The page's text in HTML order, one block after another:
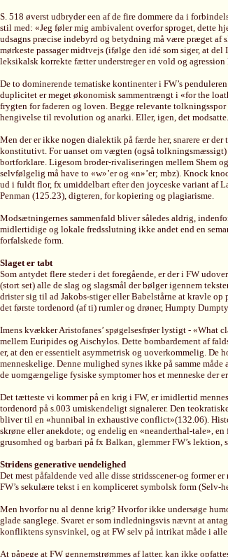
S. 518 øverst udbryder een af de fire dommere da i
stil med: «Jeg føler mig ambivalent overfor sproget, dette
udsagns præcise indebyrd og betydning må være præget af
mørkeste passager midtvejs (ifølge den idé som siger, at
leksikalsk korrekte fætter understreger en vold og
De to dominerende tematiske kontinenter i FW’s
duplicitet er meget økonomisk sammentrængt i «for the
frygten for faderen og loven. Begge relevante
hengivelse til revolution og anarki. Eller, igen, det modsatte.
Men der er ikke nogen dialektik på færde her, snarere er
konstitutivt. For uanset om vægten (også tolkningsmæssigt)
bortforklare. Ligesom broder-rivaliseringen mellem Shem
selvfølgelig må have to «w»’er og «n»’er; mbz). Knock
ud i fuldt flor, fx umiddelbart efter den joyceske variant af
Penman (125.23), digteren, for kopiering og plagiarisme.
Modsætningernes sammenfald bliver således aldrig,
midlertidige og lokale fredsslutning ikke andet end en
forfalskede form.
Slaget er tabt
Som antydet flere steder i det foregående, er der i FW
(stort set) alle de slag og slagsmål der bølger igennem
drister sig til ad Jakobs-stiger eller Babelstårne at kravle
det første tordenord (af ti) rumler og drøner, Humpty
Imens kvækker Aristofanes’ spøgelsesfrøer lystigt - «What
mellem Euripides og Aischylos. Dette bombardement af
er, at den er essentielt asymmetrisk og uoverkommelig.
menneskelige. Denne mulighed synes ikke på samme
de uomgængelige fysiske symptomer hos et menneske
Det tætteste vi kommer på en krig i FW, er imidlertid
tordenord på s.003 umiskendeligt signalerer. Den
bliver til en «hunnibal in exhaustive conflict»(132.06).
skrøne eller anekdote; og endelig en «neanderthal-tale»,
grusomhed og barbari på fx Balkan, glemmer FW’s
Stridens generative uendelighed
Det mest påfaldende ved alle disse stridsscener-og former
FW’s sekulære tekst i en kompliceret symbolsk form (Selv-
Men hvorfor nu al denne krig? Hvorfor ikke undersøge
glade sanglege. Svaret er som indledningsvis nævnt at
konfliktens synsvinkel, og at FW selv på intrikat måde i
At påpege at FW gennemstrømmes af latter, kan ikke